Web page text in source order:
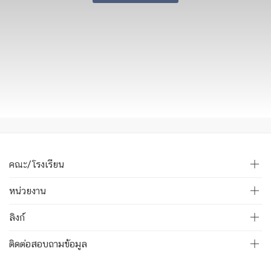
คณะ/โรงเรียน
หน่วยงาน
ลิงก์
ติดต่อสอบถามข้อมูล